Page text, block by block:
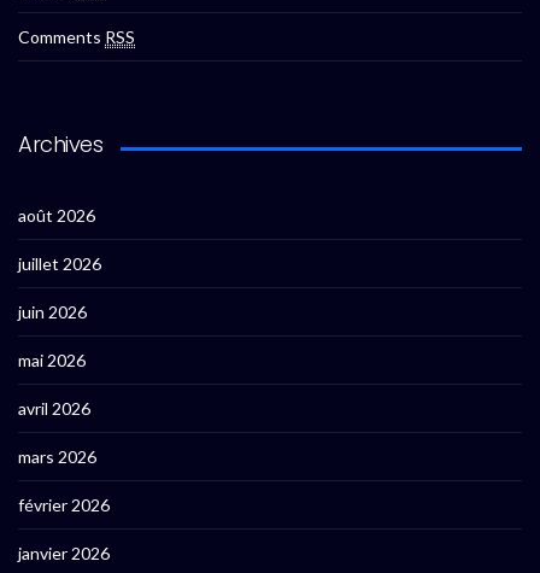
Comments RSS
Archives
août 2026
juillet 2026
juin 2026
mai 2026
avril 2026
mars 2026
février 2026
janvier 2026